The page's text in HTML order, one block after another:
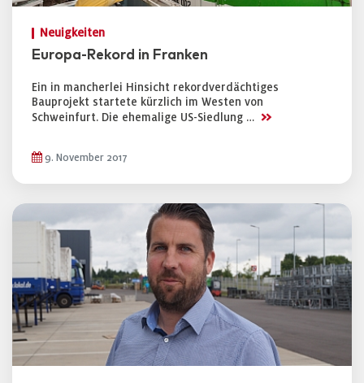
Neuigkeiten
Europa-Rekord in Franken
Ein in mancherlei Hinsicht rekordverdächtiges
Bauprojekt startete kürzlich im Westen von
Schweinfurt. Die ehemalige US-Siedlung … >>
9. November 2017